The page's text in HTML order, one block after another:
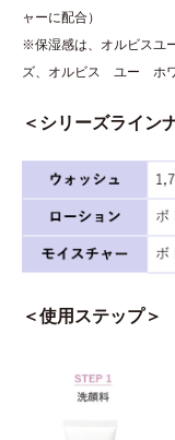
ャーに配合）
※保湿感は、オルビス
ズ、オルビス ユー ホ
＜シリーズライン
＜使用ステップ＞